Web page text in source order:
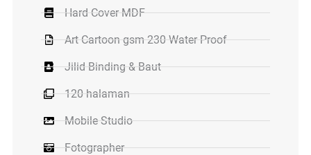
Hard Cover MDF
Art Cartoon gsm 230 Water Proof
Jilid Binding & Baut
120 halaman
Mobile Studio
Fotographer